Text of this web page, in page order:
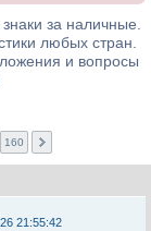
за наличные.
любых стран.
и вопросы
160
21:55:42